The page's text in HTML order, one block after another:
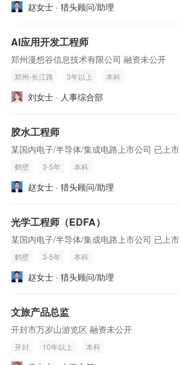
赵女士 · 猎头顾问/助理
AI应用开发工程师
郑州漫想谷信息技术有限公司 融资未公开
郑州-长江路 3年以上 本科
刘女士 · 人事综合部
胶水工程师
某国内电子/半导体/集成电路上市公司 已上市
鹤壁 3-5年 本科
赵女士 · 猎头顾问/助理
光学工程师（EDFA）
某国内电子/半导体/集成电路上市公司 已上市
鹤壁 3-5年 本科
赵女士 · 猎头顾问/助理
文旅产品总监
开封市万岁山游览区 融资未公开
开封 10年以上 本科